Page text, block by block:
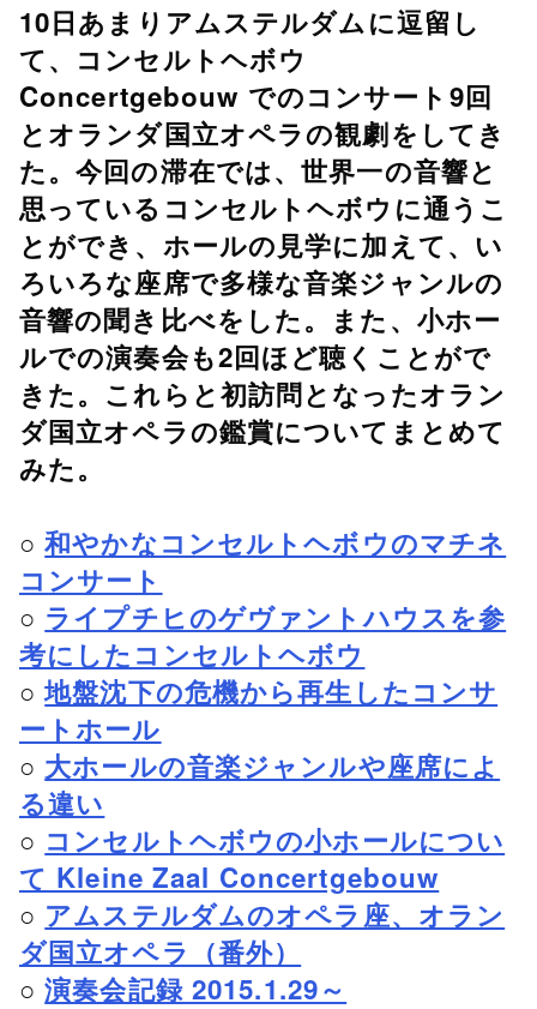
10日あまりアムステルダムに逗留し
て、コンセルトヘボウ
Concertgebouw でのコンサート9回
とオランダ国立オペラの観劇をしてき
た。今回の滞在では、世界一の音響と
思っているコンセルトヘボウに通うこ
とができ、ホールの見学に加えて、い
ろいろな座席で多様な音楽ジャンルの
音響の聞き比べをした。また、小ホー
ルでの演奏会も2回ほど聴くことがで
きた。これらと初訪問となったオラン
ダ国立オペラの鑑賞についてまとめて
みた。
○和やかなコンセルトヘボウのマチネ
コンサート
○ ライプチヒのゲヴァントハウスを参
考にしたコンセルトヘボウ
○地盤沈下の危機から再生したコンサ
ートホール
○ 大ホールの音楽ジャンルや座席によ
る違い
○ コンセルトヘボウの小ホールについ
て Kleine Zaal Concertgebouw
○ アムステルダムのオペラ座、オラン
ダ国立オペラ（番外）
○演奏会記録 2015.1.29～